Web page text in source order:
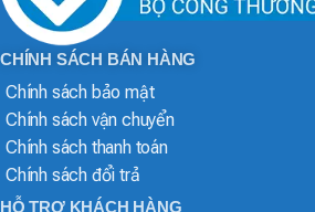
CHÍNH SÁCH BÁN HÀNG
Chính sách bảo mật
Chính sách vận chuyển
Chính sách thanh toán
Chính sách đổi trả
HỖ TRỢ KHÁCH HÀNG